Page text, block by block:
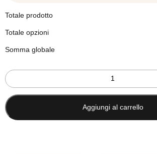
Totale prodotto
Totale opzioni
Somma globale
Set
3
cuscini
industrial
Underground
Aggiungi al carrello